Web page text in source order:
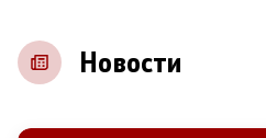
Контакт
Новости